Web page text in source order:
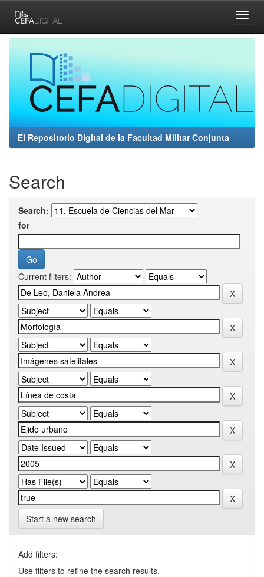
navigation
El Repositorio Digital de la Facultad Militar Conjunta
Search
Search:
for
Current filters:
Start a new search
Add filters:
Use filters to refine the search results.